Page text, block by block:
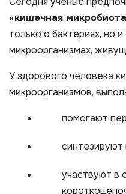
«кишечная
только о бактериях, но
микроорганизмах,
У здорового человека
микроорганизмов,
помогают
участвуют в